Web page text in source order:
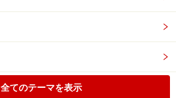
全てのテーマを表示